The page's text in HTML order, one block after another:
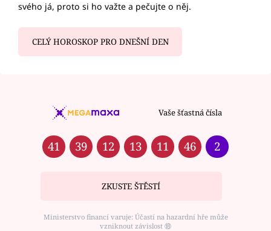
svého já, proto si ho važte a pečujte o něj.
CELÝ HOROSKOP PRO DNEŠNÍ DEN
Vaše šťastná čísla
41 39 12 13 11 46 2
ZKUSTE ŠTĚSTÍ
Ministerstvo financí varuje: Účastí na hazardní hře může
vzniknout závislost ⑱